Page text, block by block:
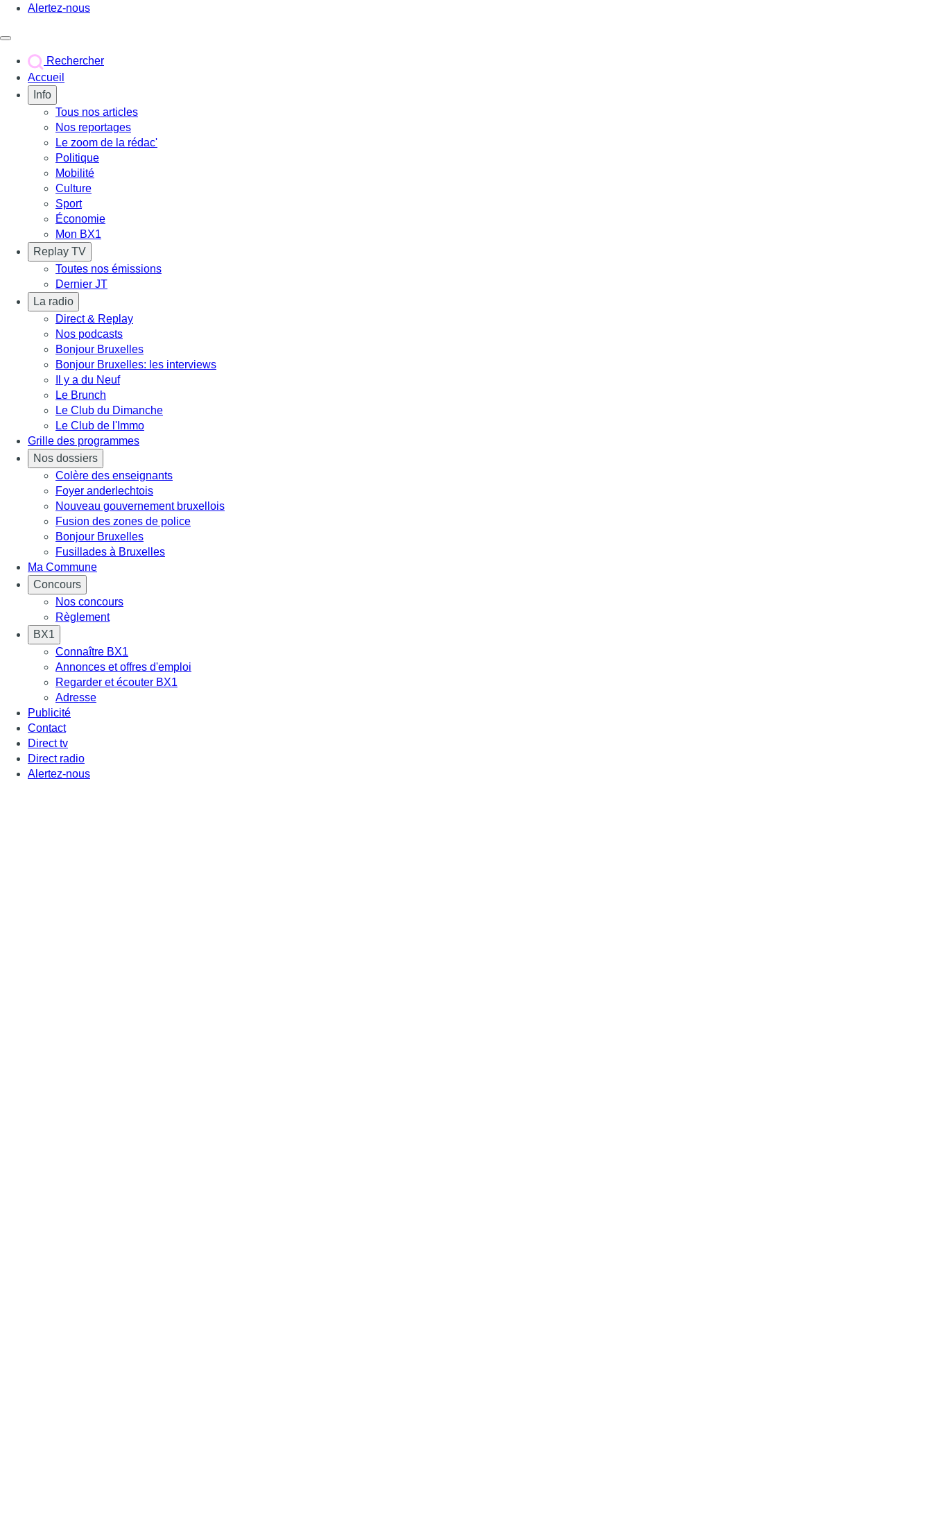
Alertez-nous
Rechercher
Accueil
Info
Tous nos articles
Nos reportages
Le zoom de la rédac'
Politique
Mobilité
Culture
Sport
Économie
Mon BX1
Replay TV
Toutes nos émissions
Dernier JT
La radio
Direct & Replay
Nos podcasts
Bonjour Bruxelles
Bonjour Bruxelles: les interviews
Il y a du Neuf
Le Brunch
Le Club du Dimanche
Le Club de l'Immo
Grille des programmes
Nos dossiers
Colère des enseignants
Foyer anderlechtois
Nouveau gouvernement bruxellois
Fusion des zones de police
Bonjour Bruxelles
Fusillades à Bruxelles
Ma Commune
Concours
Nos concours
Règlement
BX1
Connaître BX1
Annonces et offres d'emploi
Regarder et écouter BX1
Adresse
Publicité
Contact
Direct tv
Direct radio
Alertez-nous